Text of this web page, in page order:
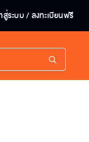
สู่ระบบ / ลงทะเบียนฟรี